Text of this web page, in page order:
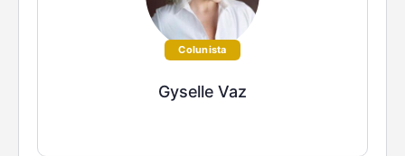
Colunista
Gyselle Vaz